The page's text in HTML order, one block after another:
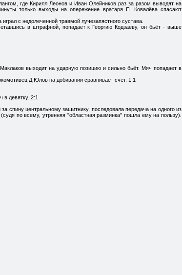
где Кирилл Леонов и Иван Олейников раз за разом выводят на
только выходы на опережение вратаря П. Ковалёва спасают
с недолеченной травмой лучезапястного сустава.
в штрафной, попадает к Георгию Кодзаеву, он бьёт - выше
выходит на ударную позицию и сильно бьёт. Мяч попадает в
Д.Юлов на добивании сравнивает счёт. 1:1
в девятку. 2:1
спину центральному защитнику, последовала передача на одного из
по всему, утренняя "областная разминка" пошла ему на пользу).